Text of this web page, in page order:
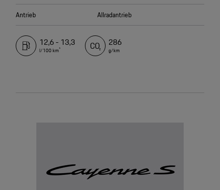
Allradantrieb
Antrieb
12,6 - 13,3
l/100 km*
286
g/km